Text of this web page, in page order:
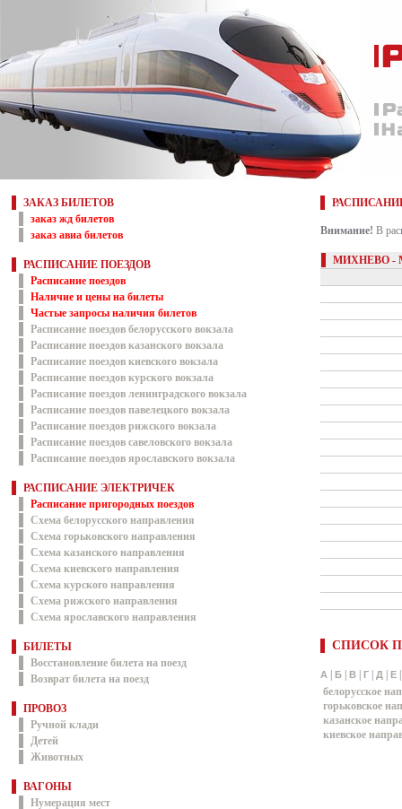
ЗАКАЗ БИЛЕТОВ
заказ жд билетов
заказ авиа билетов
РАСПИСАНИЕ ПОЕЗДОВ
Расписание поездов
Наличие и цены на билеты
Частые запросы наличия билетов
Расписание поездов белорусского вокзала
Расписание поездов казанского вокзала
Расписание поездов киевского вокзала
Расписание поездов курского вокзала
Расписание поездов ленинградского вокзала
Расписание поездов павелецкого вокзала
Расписание поездов рижского вокзала
Расписание поездов савеловского вокзала
Расписание поездов ярославского вокзала
РАСПИСАНИЕ ЭЛЕКТРИЧЕК
Расписание пригородных поездов
Схема белорусского направления
Схема горьковского направления
Схема казанского направления
Схема киевского направления
Схема курского направления
Схема рижского направления
Схема ярославского направления
БИЛЕТЫ
Восстановление билета на поезд
Возврат билета на поезд
ПРОВОЗ
Ручной клади
Детей
Животных
ВАГОНЫ
Нумерация мест
Внимание! В
МИХНЕВО -
СПИСОК
А Б В Г Д Е
белорусское
горьковское
казанское
киевское